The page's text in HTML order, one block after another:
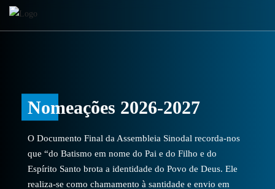
Nomeações 2026-2027
O Documento Final da Assembleia Sinodal recorda-nos
que “do Batismo em nome do Pai e do Filho e do
Espírito Santo brota a identidade do Povo de Deus. Ele
realiza-se como chamamento à santidade e envio em